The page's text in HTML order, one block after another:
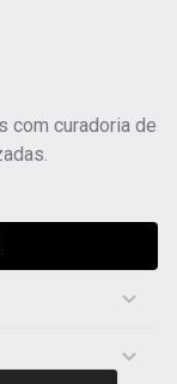
com curadoria de